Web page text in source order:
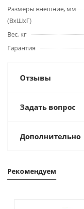
Размеры внешние, мм
(ВхШхГ)
Вес, кг
Гарантия
Отзывы
Задать вопрос
Дополнительно
Рекомендуем